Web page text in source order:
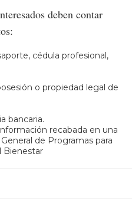
deben contar
cédula profesional,
o propiedad legal de
bancaria.
recabada en una
de Programas para
Bienestar